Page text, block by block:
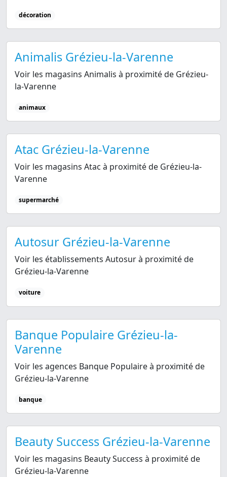
décoration
Animalis Grézieu-la-Varenne
Voir les magasins Animalis à proximité de Grézieu-
la-Varenne
animaux
Atac Grézieu-la-Varenne
Voir les magasins Atac à proximité de Grézieu-la-
Varenne
supermarché
Autosur Grézieu-la-Varenne
Voir les établissements Autosur à proximité de
Grézieu-la-Varenne
voiture
Banque Populaire Grézieu-la-
Varenne
Voir les agences Banque Populaire à proximité de
Grézieu-la-Varenne
banque
Beauty Success Grézieu-la-Varenne
Voir les magasins Beauty Success à proximité de
Grézieu-la-Varenne